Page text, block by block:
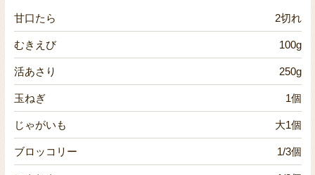
甘口たら 2切れ
むきえび 100g
活あさり 250g
玉ねぎ 1個
じゃがいも 大1個
ブロッコリー 1/3個